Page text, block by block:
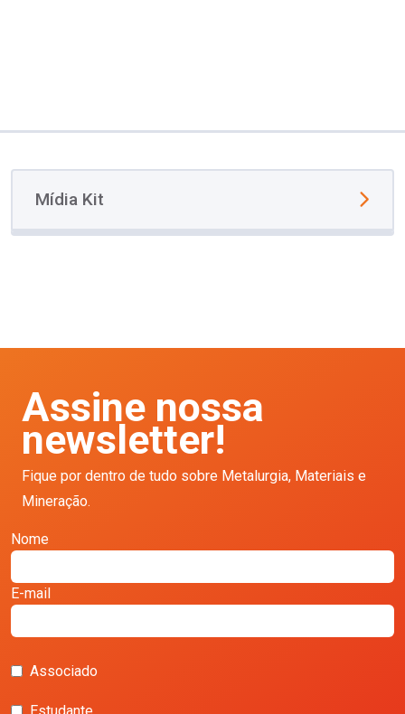
Mídia Kit
Assine nossa
newsletter!
Fique por dentro de tudo sobre Metalurgia, Materiais e
Mineração.
Nome
E-mail
Associado